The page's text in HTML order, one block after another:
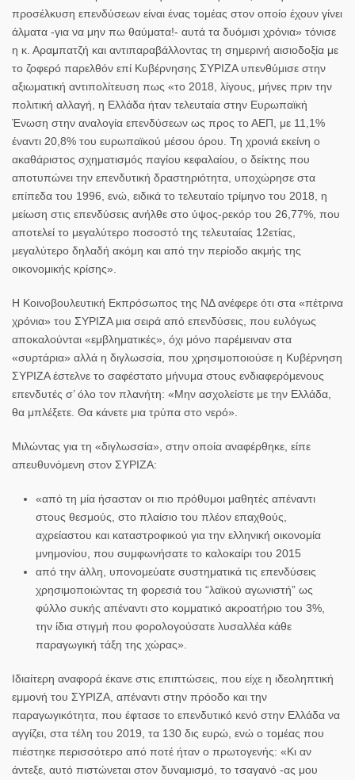
προσέλκυση επενδύσεων είναι ένας τομέας στον οποίο έχουν γίνει
άλματα -για να μην πω θαύματα!- αυτά τα δυόμισι χρόνια» τόνισε
η κ. Αραμπατζή και αντιπαραβάλλοντας τη σημερινή αισιοδοξία με
το ζοφερό παρελθόν επί Κυβέρνησης ΣΥΡΙΖΑ υπενθύμισε στην
αξιωματική αντιπολίτευση πως «το 2018, λίγους, μήνες πριν την
πολιτική αλλαγή, η Ελλάδα ήταν τελευταία στην Ευρωπαϊκή
Ένωση στην αναλογία επενδύσεων ως προς το ΑΕΠ, με 11,1%
έναντι 20,8% του ευρωπαϊκού μέσου όρου. Τη χρονιά εκείνη ο
ακαθάριστος σχηματισμός παγίου κεφαλαίου, ο δείκτης που
αποτυπώνει την επενδυτική δραστηριότητα, υποχώρησε στα
επίπεδα του 1996, ενώ, ειδικά το τελευταίο τρίμηνο του 2018, η
μείωση στις επενδύσεις ανήλθε στο ύψος-ρεκόρ του 26,77%, που
αποτελεί το μεγαλύτερο ποσοστό της τελευταίας 12ετίας,
μεγαλύτερο δηλαδή ακόμη και από την περίοδο ακμής της
οικονομικής κρίσης».
Η Κοινοβουλευτική Εκπρόσωπος της ΝΔ ανέφερε ότι στα «πέτρινα
χρόνια» του ΣΥΡΙΖΑ μια σειρά από επενδύσεις, που ευλόγως
αποκαλούνται «εμβληματικές», όχι μόνο παρέμειναν στα
«συρτάρια» αλλά η διγλωσσία, που χρησιμοποιούσε η Κυβέρνηση
ΣΥΡΙΖΑ έστελνε το σαφέστατο μήνυμα στους ενδιαφερόμενους
επενδυτές σ’ όλο τον πλανήτη: «Μην ασχολείστε με την Ελλάδα,
θα μπλέξετε. Θα κάνετε μια τρύπα στο νερό».
Μιλώντας για τη «διγλωσσία», στην οποία αναφέρθηκε, είπε
απευθυνόμενη στον ΣΥΡΙΖΑ:
«από τη μία ήσασταν οι πιο πρόθυμοι μαθητές απέναντι
στους θεσμούς, στο πλαίσιο του πλέον επαχθούς,
αχρείαστου και καταστροφικού για την ελληνική οικονομία
μνημονίου, που συμφωνήσατε το καλοκαίρι του 2015
από την άλλη, υπονομεύατε συστηματικά τις επενδύσεις
χρησιμοποιώντας τη φορεσιά του “λαϊκού αγωνιστή” ως
φύλλο συκής απέναντι στο κομματικό ακροατήριο του 3%,
την ίδια στιγμή που φορολογούσατε λυσαλλέα κάθε
παραγωγική τάξη της χώρας».
Ιδιαίτερη αναφορά έκανε στις επιπτώσεις, που είχε η ιδεοληπτική
εμμονή του ΣΥΡΙΖΑ, απέναντι στην πρόοδο και την
παραγωγικότητα, που έφτασε το επενδυτικό κενό στην Ελλάδα να
αγγίζει, στα τέλη του 2019, τα 130 δις ευρώ, ενώ ο τομέας που
πιέστηκε περισσότερο από ποτέ ήταν ο πρωτογενής: «Κι αν
άντεξε, αυτό πιστώνεται στον δυναμισμό, το τσαγανό -ας μου